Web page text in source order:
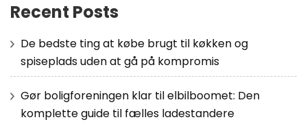
Recent Posts
De bedste ting at købe brugt til køkken og
spiseplads uden at gå på kompromis
Gør boligforeningen klar til elbilboomet: Den
komplette guide til fælles ladestandere